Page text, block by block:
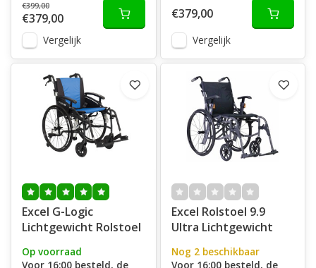
€399,00
€379,00
Vergelijk
€379,00
Vergelijk
Excel G-Logic
Lichtgewicht Rolstoel
Op voorraad
Voor 16:00 besteld, de
Excel Rolstoel 9.9
Ultra Lichtgewicht
Nog 2 beschikbaar
Voor 16:00 besteld, de